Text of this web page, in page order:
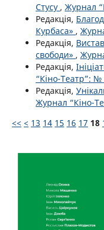
Стусу , Журнал
Редакція,
Курбаса» ,
Редакція,
свободи» ,
Редакція,
“Кіно-Театр”: №
Редакція,
Журнал “Кіно-
<< < 13 14 15 16 17 18